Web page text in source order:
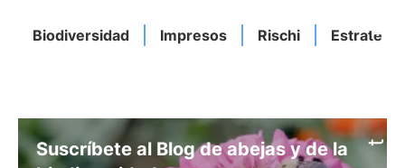
Biodiversidad Impresos Rischi Estrategia
Suscríbete al Blog de abejas y de la